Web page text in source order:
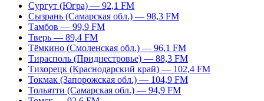
Сургут (Югра) — 92,1 FM
Сызрань (Самарская обл.) — 98,3 FM
Тамбов — 99,9 FM
Тверь — 89,4 FM
Тёмкино (Смоленская обл.) — 96,1 FM
Тирасполь (Приднестровье) — 88,3 FM
Тихорецк (Краснодарский край) — 102,4 FM
Токмак (Запорожская обл.) — 104,9 FM
Тольятти (Самарская обл.) — 94,9 FM